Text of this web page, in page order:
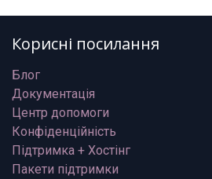
Корисні посилання
Блог
Документація
Центр допомоги
Конфіденційність
Підтримка + Хостінг
Пакети підтримки